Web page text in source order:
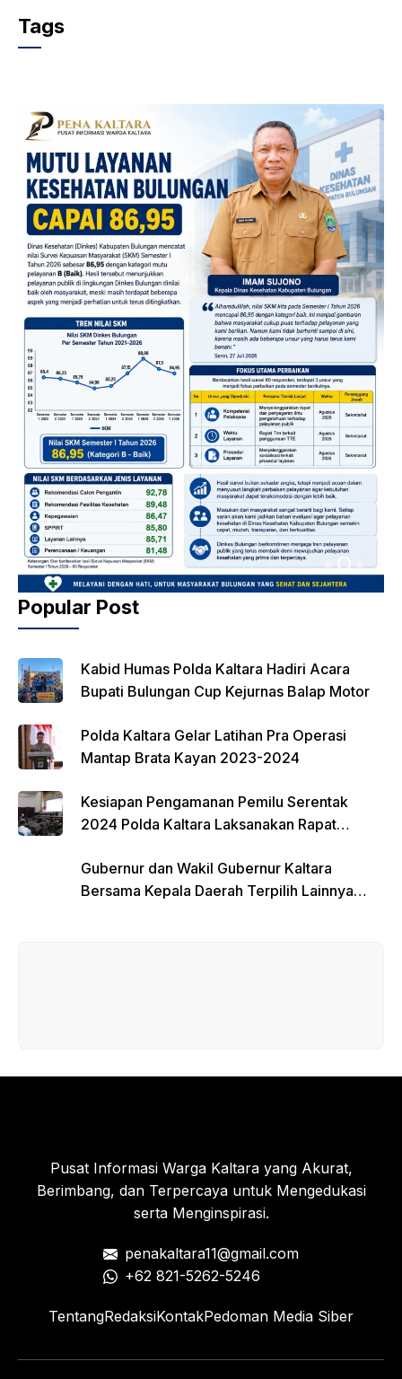
c
e
o
o
k
Tags
Popular Post
Kabid Humas Polda Kaltara Hadiri Acara
Bupati Bulungan Cup Kejurnas Balap Motor
Polda Kaltara Gelar Latihan Pra Operasi
Mantap Brata Kayan 2023-2024
Kesiapan Pengamanan Pemilu Serentak
2024 Polda Kaltara Laksanakan Rapat
Gubernur dan Wakil Gubernur Kaltara
Bersama Kepala Daerah Terpilih Lainnya
Pusat Informasi Warga Kaltara yang Akurat,
Berimbang, dan Terpercaya untuk Mengedukasi
serta Menginspirasi.
penakaltara11@gmail.com
+62 821-5262-5246
TentangRedaksiKontakPedoman Media Siber